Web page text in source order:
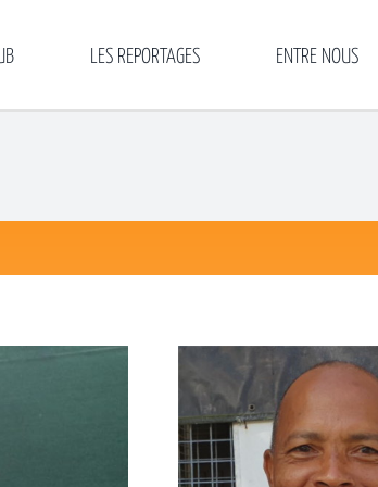
LES REPORTAGES ENTRE NOUS